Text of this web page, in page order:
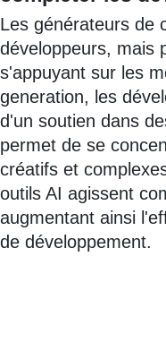
Les générateurs de
développeurs, mais
s'appuyant sur les
generation, les
d'un soutien dans
permet de se
créatifs et
outils AI agissent
augmentant ainsi
de développement.